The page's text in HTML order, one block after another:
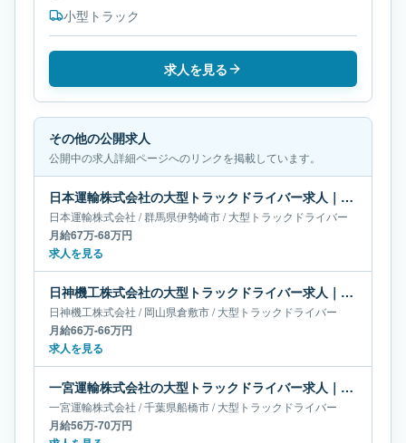
小型トラック
求人を見る
その他の公開求人
公開中の求人詳細ページへのリンクを掲載しています。
日本運輸株式会社の大型トラックドライバー求人｜群馬県伊勢崎市｜月給67万-68万円
日本運輸株式会社 /群馬県伊勢崎市/大型トラックドライバー
月給67万-68万円
求人を見る
日神機工株式会社の大型トラックドライバー求人｜岡山県倉敷市｜月給66万-66万円
日神機工株式会社 /岡山県倉敷市/大型トラックドライバー
月給66万-66万円
求人を見る
一宮運輸株式会社の大型トラックドライバー求人｜千葉県船橋市｜月給56万-70万円
一宮運輸株式会社 /千葉県船橋市/大型トラックドライバー
月給56万-70万円